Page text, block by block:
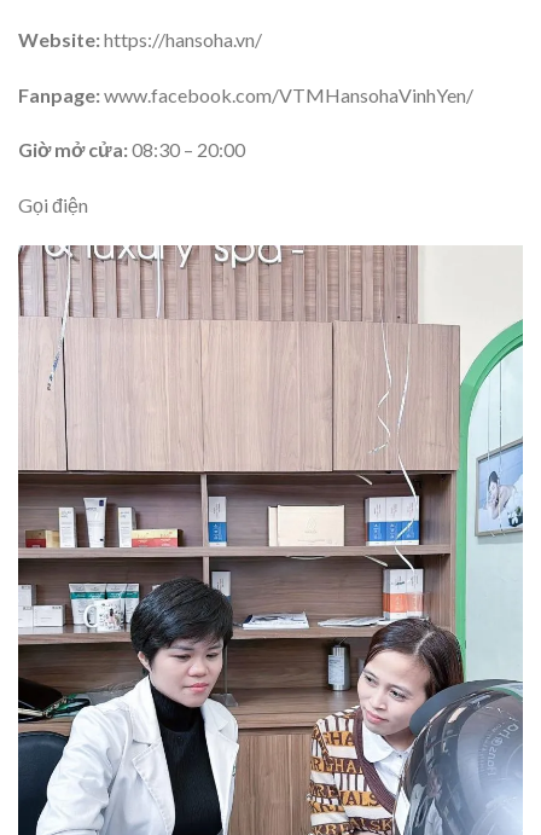
Website:https://hansoha.vn/
Fanpage:www.facebook.com/VTMHansohaVinhYen/
Giờ mở cửa:08:30 – 20:00
Gọi điện